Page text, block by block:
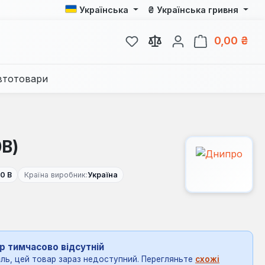
Українська ₴ Українська гривня
У вас є 0 у списку бажань
0,00 ₴
В Країна виробник:Україна
тимчасово відсутній
цей товар зараз недоступний. Перегляньте схожі